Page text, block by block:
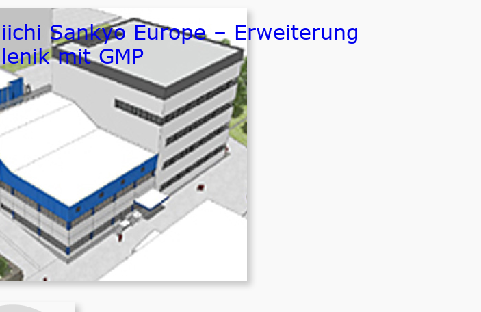
Sankyo Europe – Erweiterung
mit GMP
/ Auftraggeber
Sankyo Europe
€ netto ELT